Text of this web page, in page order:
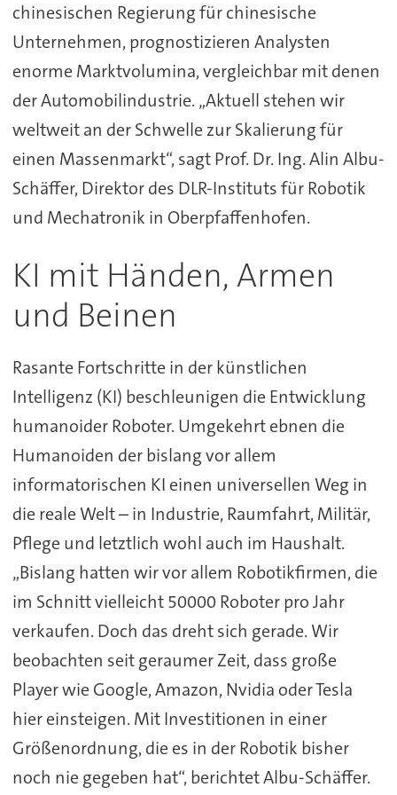
chinesischen Regierung für chinesische
Unternehmen, prognostizieren Analysten
enorme Marktvolumina, vergleichbar mit denen
der Automobilindustrie. „Aktuell stehen wir
weltweit an der Schwelle zur Skalierung für
einen Massenmarkt“, sagt Prof. Dr. Ing. Alin Albu-
Schäffer, Direktor des DLR-Instituts für Robotik
und Mechatronik in Oberpfaffenhofen.
KI mit Händen, Armen
und Beinen
Rasante Fortschritte in der künstlichen
Intelligenz (KI) beschleunigen die Entwicklung
humanoider Roboter. Umgekehrt ebnen die
Humanoiden der bislang vor allem
informatorischen KI einen universellen Weg in
die reale Welt – in Industrie, Raumfahrt, Militär,
Pflege und letztlich wohl auch im Haushalt.
„Bislang hatten wir vor allem Robotikfirmen, die
im Schnitt vielleicht 50000 Roboter pro Jahr
verkaufen. Doch das dreht sich gerade. Wir
beobachten seit geraumer Zeit, dass große
Player wie Google, Amazon, Nvidia oder Tesla
hier einsteigen. Mit Investitionen in einer
Größenordnung, die es in der Robotik bisher
noch nie gegeben hat“, berichtet Albu-Schäffer.